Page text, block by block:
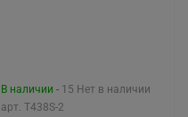
В наличии - 15 Нет в наличии
арт. T438S-2